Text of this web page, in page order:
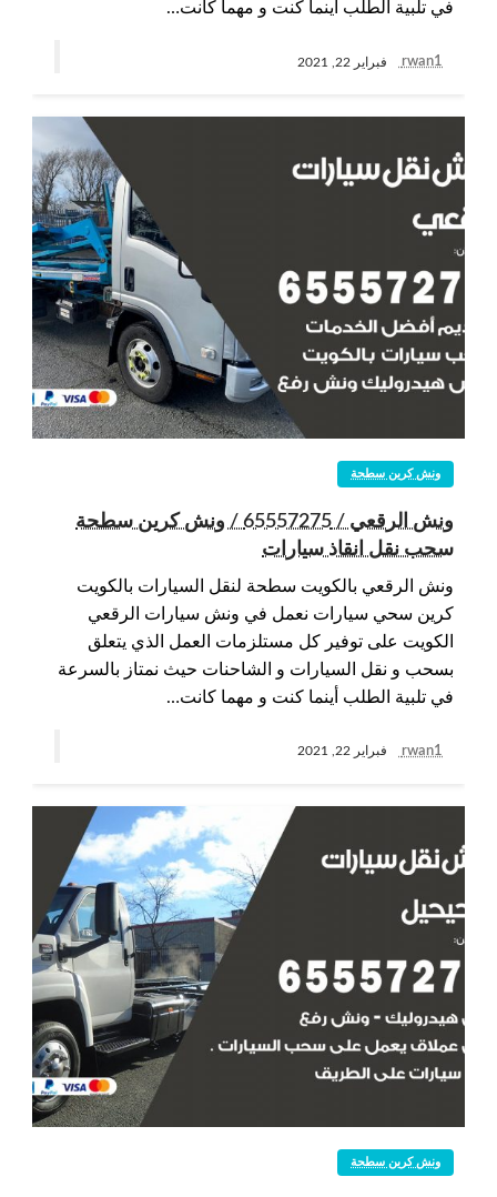
في تلبية الطلب أينما كنت و مهما كانت…
rwan1 فبراير 22, 2021
ونش كرين سطحة
ونش الرقعي / 65557275 / ونش كرين سطحة
سحب نقل انقاذ سيارات
ونش الرقعي بالكويت سطحة لنقل السيارات بالكويت
كرين سحي سيارات نعمل في ونش سيارات الرقعي
الكويت على توفير كل مستلزمات العمل الذي يتعلق
بسحب و نقل السيارات و الشاحنات حيث نمتاز بالسرعة
في تلبية الطلب أينما كنت و مهما كانت…
rwan1 فبراير 22, 2021
ونش كرين سطحة